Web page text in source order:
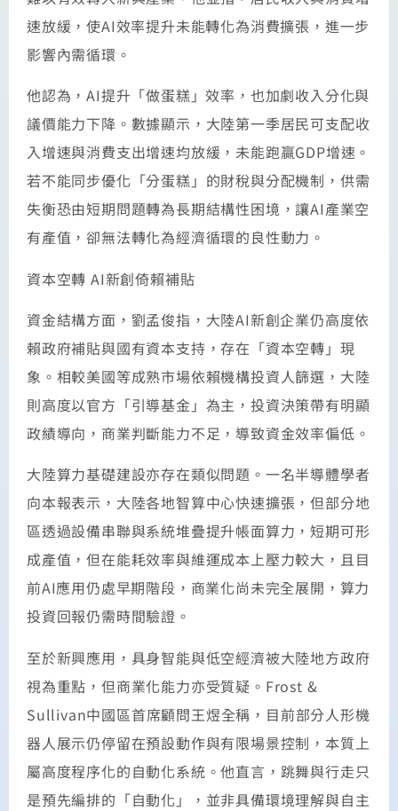
速放緩，使AI效率提升未能轉化為消費擴張，進一步
影響內需循環。
他認為，AI提升「做蛋糕」效率，也加劇收入分化與
議價能力下降。數據顯示，大陸第一季居民可支配收
入增速與消費支出增速均放緩，未能跑贏GDP增速。
若不能同步優化「分蛋糕」的財稅與分配機制，供需
失衡恐由短期問題轉為長期結構性困境，讓AI產業空
有產值，卻無法轉化為經濟循環的良性動力。
資本空轉 AI新創倚賴補貼
資金結構方面，劉孟俊指，大陸AI新創企業仍高度依
賴政府補貼與國有資本支持，存在「資本空轉」現
象。相較美國等成熟市場依賴機構投資人篩選，大陸
則高度以官方「引導基金」為主，投資決策帶有明顯
政績導向，商業判斷能力不足，導致資金效率偏低。
大陸算力基礎建設亦存在類似問題。一名半導體學者
向本報表示，大陸各地智算中心快速擴張，但部分地
區透過設備串聯與系統堆疊提升帳面算力，短期可形
成產值，但在能耗效率與維運成本上壓力較大，且目
前AI應用仍處早期階段，商業化尚未完全展開，算力
投資回報仍需時間驗證。
至於新興應用，具身智能與低空經濟被大陸地方政府
視為重點，但商業化能力亦受質疑。Frost &
Sullivan中國區首席顧問王煜全稱，目前部分人形機
器人展示仍停留在預設動作與有限場景控制，本質上
屬高度程序化的自動化系統。他直言，跳舞與行走只
是預先編排的「自動化」，並非具備環境理解與自主